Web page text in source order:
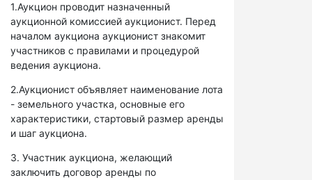
1.Аукцион проводит назначенный
аукционной комиссией аукционист. Перед
началом аукциона аукционист знакомит
участников с правилами и процедурой
ведения аукциона.
2.Аукционист объявляет наименование лота
- земельного участка, основные его
характеристики, стартовый размер аренды
и шаг аукциона.
3. Участник аукциона, желающий
заключить договор аренды по